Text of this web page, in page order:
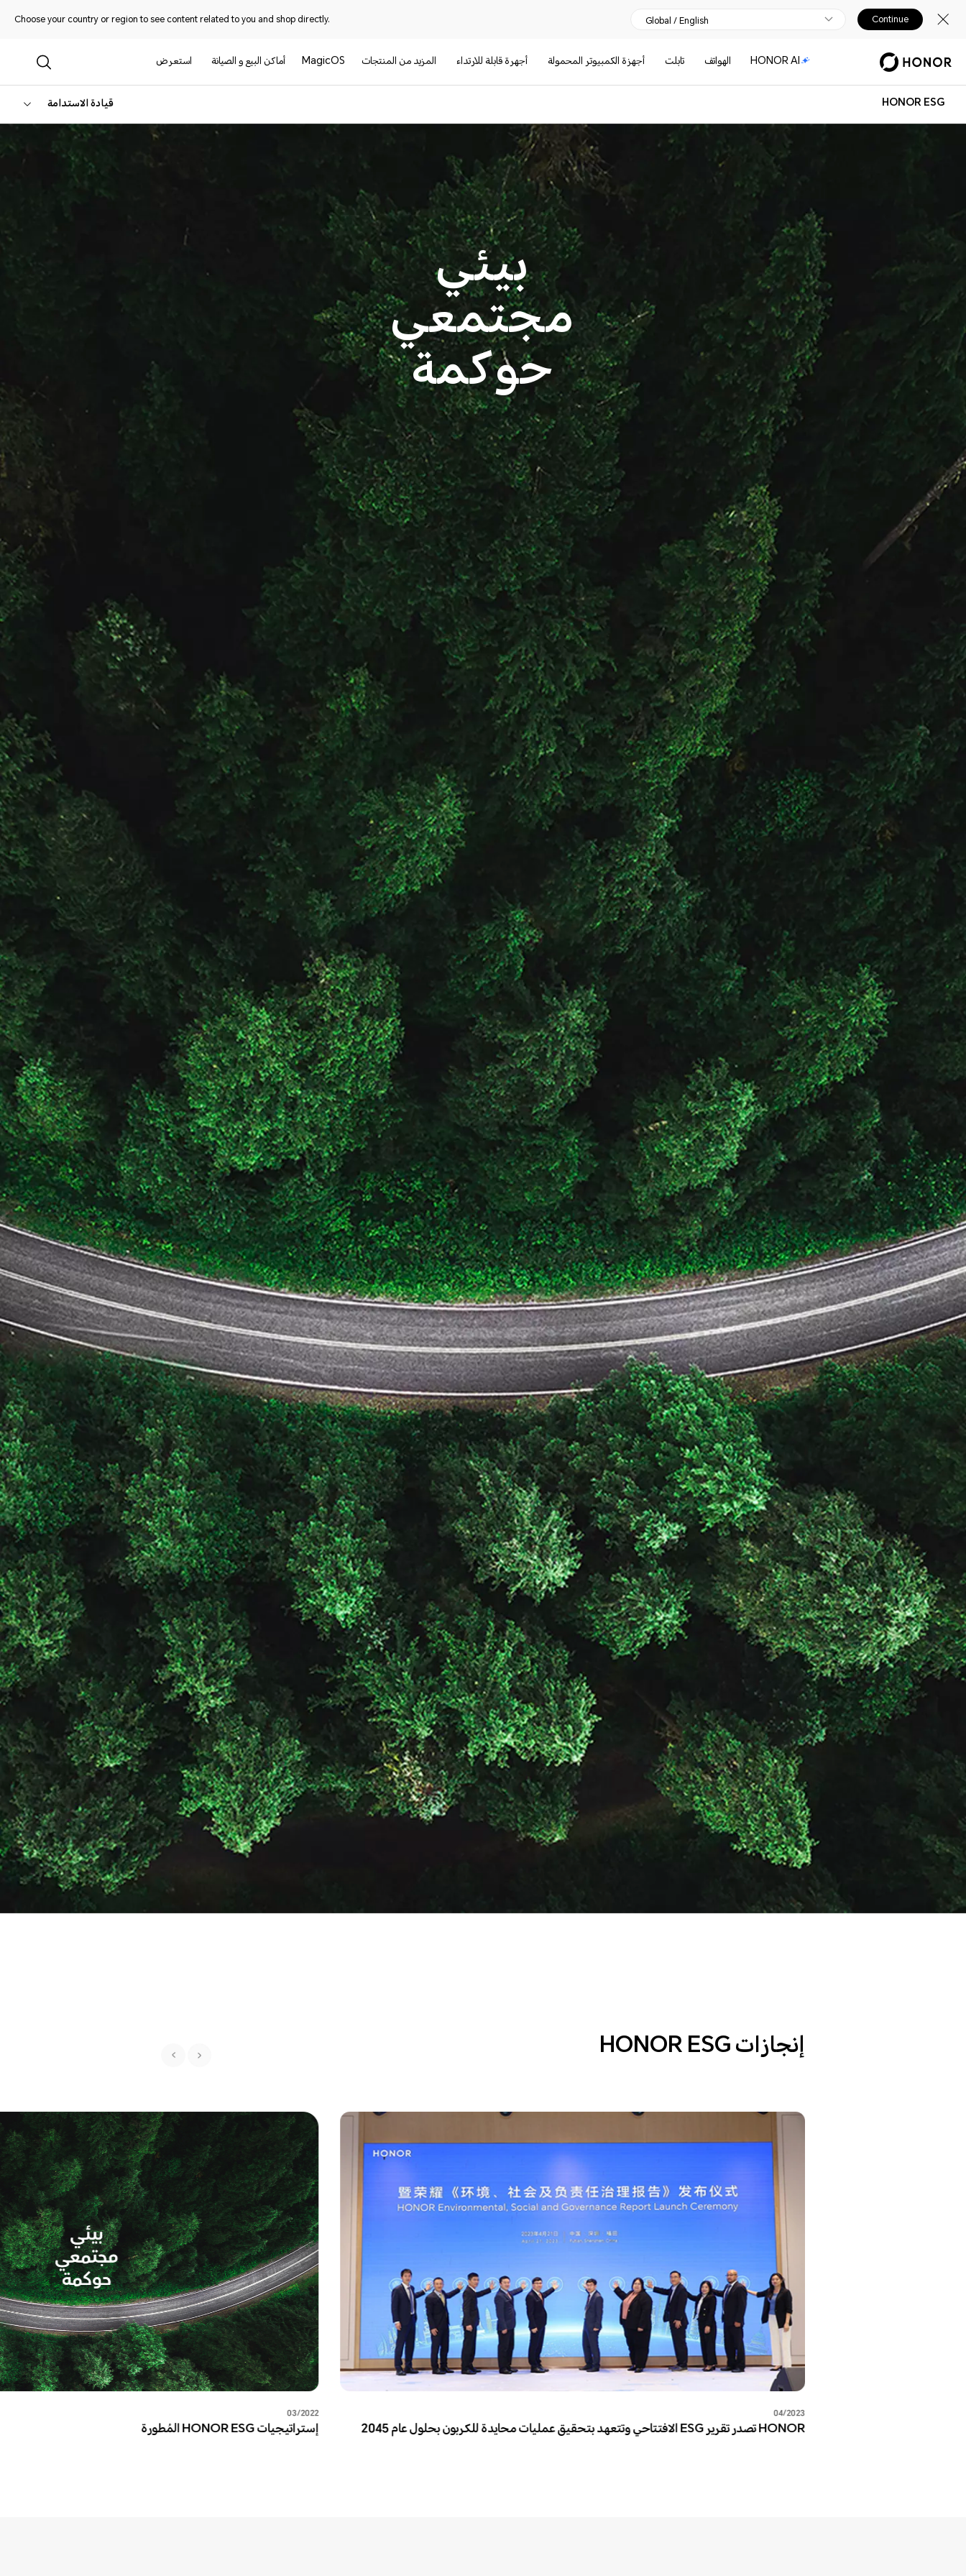
Choose your country or region to see content related to you and shop directly. Global / English Continue
HONOR AI الهواتف تابلت أجهزة الكمبيوتر المحمولة أجهرة قابلة للارتداء المزيد من المنتجات MagicOS أماكن البيع و الصيانة استعرض
HONOR ESG قيادة الاستدامة
بيئي
مجتمعي
حوكمة
إنجازات HONOR ESG
04/2023
HONOR تصدر تقرير ESG الافتتاحي وتتعهد بتحقيق عمليات محايدة للكربون بحلول عام 2045
03/2022
إستراتيجيات HONOR ESG المُطورة